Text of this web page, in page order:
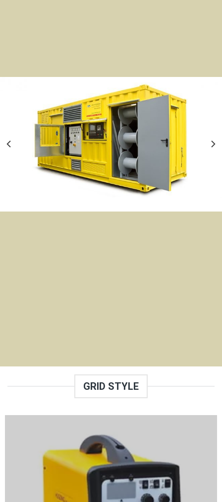
Thiết bị xử lý gia nhiệt đặc biệt Weldotherm
GRID STYLE